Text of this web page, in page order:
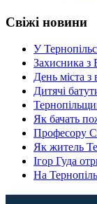
Свіжі новини
У
Захисника з
День міста з
Дитячі
Як бачать
Професору
Як житель
Ігор Гуда
На